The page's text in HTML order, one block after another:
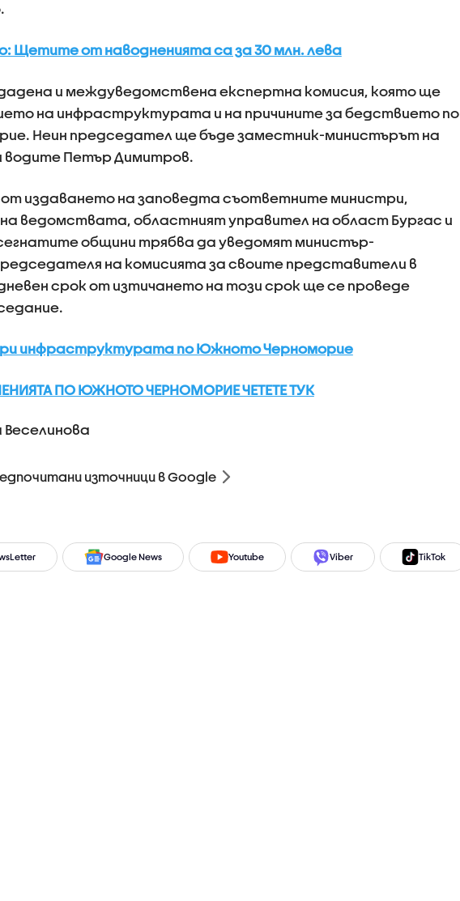
Щетите от наводненията са за 30 млн. лева
и междуведомствена експертна комисия, която ще
на инфраструктурата и на причините за бедствието по
Неин председател ще бъде заместник-министърът на
водите Петър Димитров.
от издаването на заповедта съответните министри,
ведомствата, областният управител на област Бургас и
общини трябва да уведомят министър-
на комисията за своите представители в
срок от изтичането на този срок ще се проведе
инфраструктурата по Южното Черноморие
ПО ЮЖНОТО ЧЕРНОМОРИЕ ЧЕТЕТЕ ТУК
източници в Google
Google News Youtube Viber TikTok